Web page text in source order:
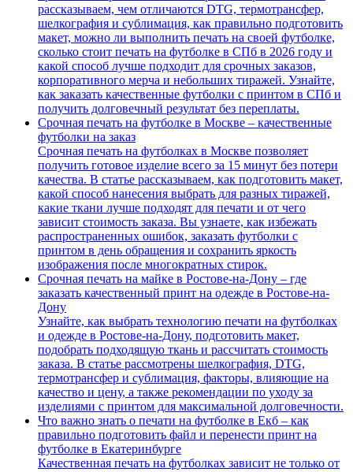
рассказываем, чем отличаются DTG, термотрансфер,
шелкография и сублимация, как правильно подготовить
макет, можно ли выполнить печать на своей футболке,
сколько стоит печать на футболке в СПб в 2026 году и
какой способ лучше подходит для срочных заказов,
корпоративного мерча и небольших тиражей. Узнайте,
как заказать качественные футболки с принтом в СПб и
получить долговечный результат без переплаты.
Срочная печать на футболке в Москве – качественные
футболки на заказ
Срочная печать на футболках в Москве позволяет
получить готовое изделие всего за 15 минут без потери
качества. В статье рассказываем, как подготовить макет,
какой способ нанесения выбрать для разных тиражей,
какие ткани лучше подходят для печати и от чего
зависит стоимость заказа. Вы узнаете, как избежать
распространенных ошибок, заказать футболки с
принтом в день обращения и сохранить яркость
изображения после многократных стирок.
Срочная печать на майке в Ростове-на-Дону – где
заказать качественный принт на одежде в Ростове-на-
Дону
Узнайте, как выбрать технологию печати на футболках
и одежде в Ростове-на-Дону, подготовить макет,
подобрать подходящую ткань и рассчитать стоимость
заказа. В статье рассмотрены шелкография, DTG,
термотрансфер и сублимация, факторы, влияющие на
качество и цену, а также рекомендации по уходу за
изделиями с принтом для максимальной долговечности.
Что важно знать о печати на футболке в Екб – как
правильно подготовить файл и перенести принт на
футболке в Екатеринбурге
Качественная печать на футболках зависит не только от